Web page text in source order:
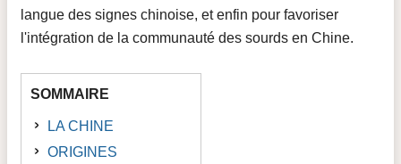
langue des signes chinoise, et enfin pour favoriser
l'intégration de la communauté des sourds en Chine.
SOMMAIRE
LA CHINE
ORIGINES